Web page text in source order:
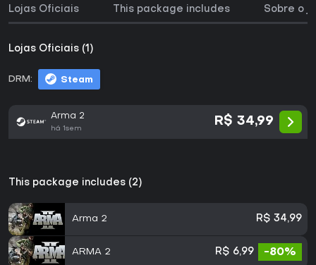
Lojas Oficiais This package includes Sobre o
Lojas Oficiais (1)
DRM: Steam
Arma 2
há 1sem
R$ 34,99
This package includes (2)
Arma 2 R$ 34,99
ARMA 2 R$ 6,99 -80%